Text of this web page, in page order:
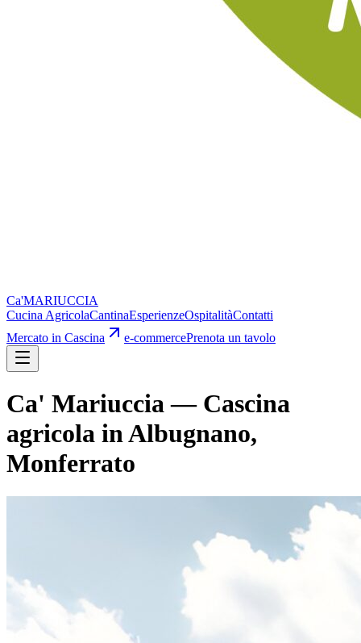
Ca'MARIUCCIA
Cucina AgricolaCantinaEsperienzeOspitalitàContatti
Mercato in Cascina
e-commercePrenota un tavolo
Ca' Mariuccia — Cascina
agricola in Albugnano,
Monferrato